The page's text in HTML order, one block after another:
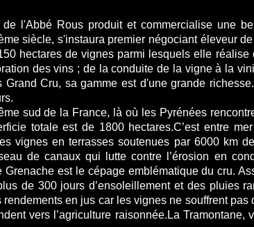
de l'Abbé Rous produit et commercialise une
siècle, s'instaura premier négociant éleveur
hectares de vignes parmi lesquels elle
des vins ; de la conduite de la vigne à la
Grand Cru, sa gamme est d'une grande
sud de la France, là où les Pyrénées
totale est de 1800 hectares.C’est entre
vignes en terrasses soutenues par 6000 km
de canaux qui lutte contre l’érosion en
est le cépage emblématique du cru.
de 300 jours d’ensoleillement et des pluies
en jus car les vignes ne souffrent
vers l’agriculture raisonnée.La